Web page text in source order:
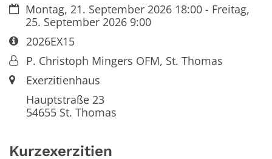
Datum:
Montag, 21. September 2026 18:00 - Freitag,
25. September 2026 9:00
Art bzw. Nummer:
2026EX15
Von:P. Christoph Mingers OFM, St. Thomas
Ort:Exerzitienhaus
Hauptstraße 23
54655St. Thomas
Kurzexerzitien